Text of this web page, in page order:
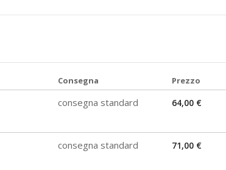
Consegna Prezzo
consegna standard 64,00 €
consegna standard 71,00 €